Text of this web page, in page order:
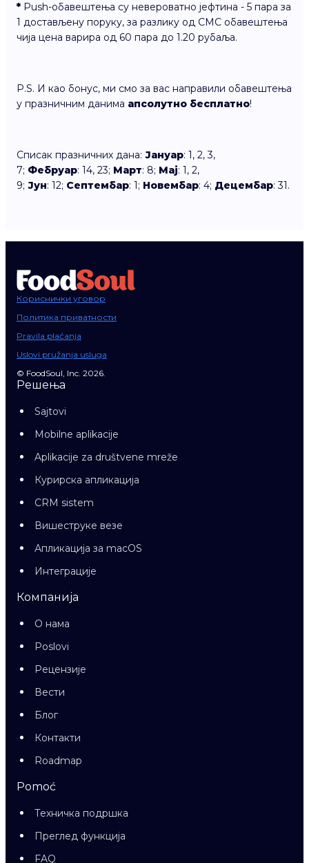
* Push-обавештења су невероватно јефтина - 5 пара за
1 достављену поруку, за разлику од СМС обавештења
чија цена варира од 60 пара до 1.20 рубаља.
P.S. И као бонус, ми смо за вас направили обавештења
у празничним данима апсолутно бесплатно!
Списак празничних дана: Јануар: 1, 2, 3,
7; Фебруар: 14, 23; Март: 8; Мај: 1, 2,
9; Јун: 12; Септембар: 1; Новембар: 4; Децембар: 31.
Кориснички уговор
Политика приватности
Pravila plaćanja
Uslovi pružanja usluga
© FoodSoul, Inc. 2026.
Решења
Sajtovi
Mobilne aplikacije
Aplikacije za društvene mreže
Курирска апликација
CRM sistem
Вишеструке везе
Апликација за macOS
Интеграције
Компанија
О нама
Poslovi
Рецензије
Вести
Блог
Контакти
Roadmap
Pomoć
Техничка подршка
Преглед функција
FAQ